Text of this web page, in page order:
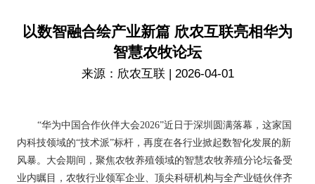
以数智融合绘产业新篇 欣农互联亮相华为
智慧农牧论坛
来源：欣农互联 | 2026-04-01
“华为中国合作伙伴大会2026”近日于深圳圆满落幕，这家国
内科技领域的“技术派”标杆，再度在各行业掀起数智化发展的新
风暴。大会期间，聚焦农牧养殖领域的智慧农牧养殖分论坛备受
业内瞩目，农牧行业领军企业、顶尖科研机构与全产业链伙伴齐